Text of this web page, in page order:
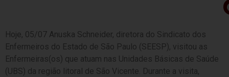
Hoje, 05/07 Anuska Schneider, diretora do Sindicato dos
Enfermeiros do Estado de São Paulo (SEESP), visitou as
Enfermeiras(os) que atuam nas Unidades Básicas de Saúde
(UBS) da região litoral de São Vicente. Durante a visita,